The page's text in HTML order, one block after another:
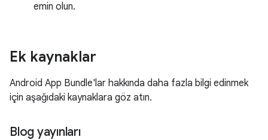
emin olun.
Ek kaynaklar
Android App Bundle'lar hakkında daha fazla bilgi edinmek
için aşağıdaki kaynaklara göz atın.
Blog yayınları